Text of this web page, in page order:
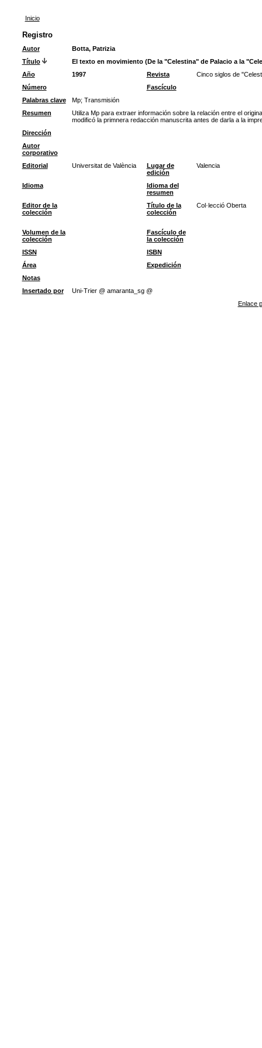
Inicio
Registro
Autor
Botta, Patrizia
Título
El texto en movimiento (De la "Celestina" de Palacio a la
Año
1997 Revista
Cinco siglos de
Número
Fascículo
Palabras clave
Mp; Transmisión
Resumen
Utiliza Mp para extraer información sobre la relación entre el
modificó la primnera redacción manuscrita antes de darla a la
Dirección
Autor
corporativo
Editorial
Universitat de València
Lugar de
edición
Valencia
Idioma
Idioma del
resumen
Editor de la
colección
Título de la
colección
Col·lecció Oberta
Volumen de la
colección
Fascículo de
la colección
ISSN
ISBN
Área
Expedición
Notas
Insertado por
Uni-Trier @ amaranta_sg @
Enlace